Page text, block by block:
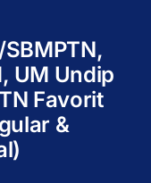
UM Undip
Favorit
&